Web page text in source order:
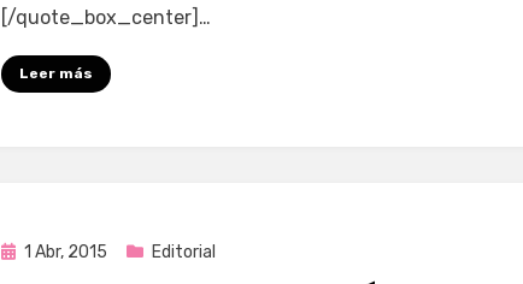
[/quote_box_center]…
Leer más
Publicada
1 Abr, 2015 Editorial